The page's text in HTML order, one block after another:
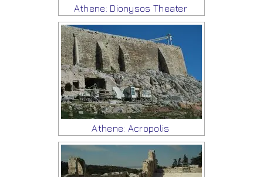
Athene: Dionysos Theater
Athene: Acropolis